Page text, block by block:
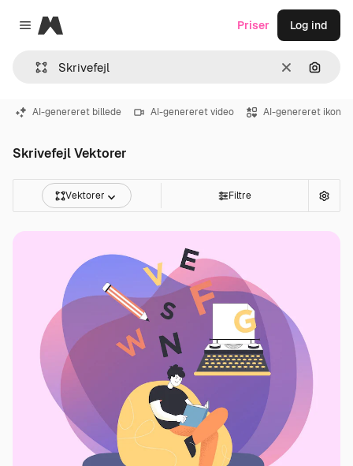
Close menu
Magnific
Klar Søg
Priser Log ind
AI-genereret billede AI-genereret video AI-genereret ikon
Skrivefejl Vektorer
Vektorer Filtre